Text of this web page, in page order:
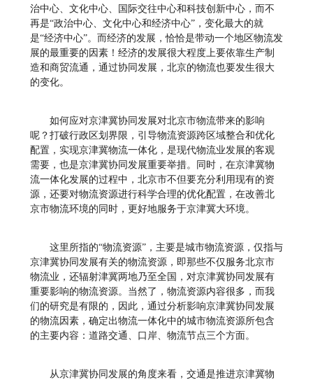
治中心、文化中心、国际交往中心和科技创新中心，而不
再是“政治中心、文化中心和经济中心”，变化最大的就
是“经济中心”。而经济的发展，恰恰是带动一个地区物流发
展的最重要的因素！经济的发展很大程度上要依靠生产制
造和商贸流通，通过协同发展，北京的物流也要发生很大
的变化。
如何应对京津冀协同发展对北京市物流带来的影响
呢？打破行政区划界限，引导物流资源跨区域整合和优化
配置，实现京津冀物流一体化，是现代物流业发展的客观
需要，也是京津冀协同发展重要举措。同时，在京津冀物
流一体化发展的过程中，北京市不但要充分利用现有的资
源，还要对物流资源进行科学合理的优化配置，在改善北
京市物流环境的同时，更好地服务于京津冀大环境。
这里所指的“物流资源”，主要是城市物流资源，仅指与
京津冀协同发展有关的物流资源，即那些不仅服务北京市
物流业，还辐射津冀两地乃至全国，对京津冀协同发展有
重要影响的物流资源。当然了，物流资源内容很多，而我
们的研究是有限的，因此，通过分析影响京津冀协同发展
的物流因素，确定出物流一体化中的城市物流资源所包含
的主要内容：道路交通、口岸、物流节点三个方面。
从京津冀协同发展的角度来看，交通是推进京津冀物